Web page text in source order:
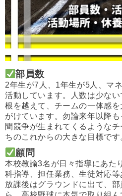
部員数
2年生が7人、1年生が5人、マ
活動 しています。人数は少な
根を越えて、チームの一体感
がけています。勿論来年以 降
間競争が生まれてくるようなチ
ちのこれからの大きな目標です
顧問
本校教諭3名が日々指導にあた
科指導、担任業務、生徒対応
放課後はグラウンドに出て、